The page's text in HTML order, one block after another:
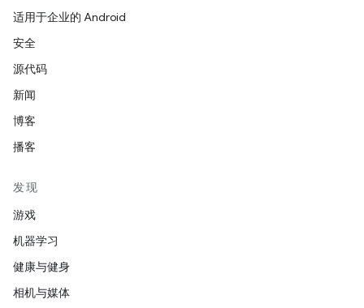
适用于企业的 Android
安全
源代码
新闻
博客
播客
发现
游戏
机器学习
健康与健身
相机与媒体